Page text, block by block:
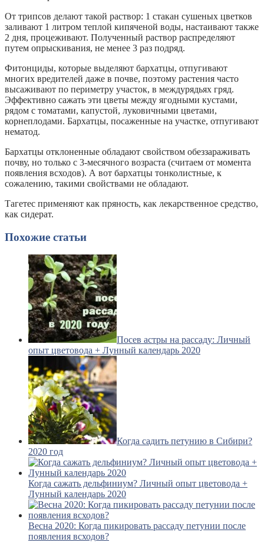
От трипсов делают такой раствор: 1 стакан сушеных цветков
заливают 1 литром теплой кипяченой воды, настаивают также
2 дня, процеживают. Полученный раствор распределяют
путем опрыскивания, не менее 3 раз подряд.
Фитонциды, которые выделяют бархатцы, отпугивают
многих вредителей даже в почве, поэтому растения часто
высаживают по периметру участок, в междурядьях гряд.
Эффективно сажать эти цветы между ягодными кустами,
рядом с томатами, капустой, луковичными цветами,
корнеплодами. Бархатцы, посаженные на участке, отпугивают
нематод.
Бархатцы отклоненные обладают свойством обеззараживать
почву, но только с 3-месячного возраста (считаем от момента
появления всходов). А вот бархатцы тонколистные, к
сожалению, такими свойствами не обладают.
Тагетес применяют как пряность, как лекарственное средство,
как сидерат.
Похожие статьи
Посев астры на рассаду: Личный
опыт цветовода + Лунный календарь 2020
Когда садить петунию в Сибири?
2020 год
Когда сажать дельфиниум? Личный опыт цветовода +
Лунный календарь 2020
Весна 2020: Когда пикировать рассаду петунии после
появления всходов?